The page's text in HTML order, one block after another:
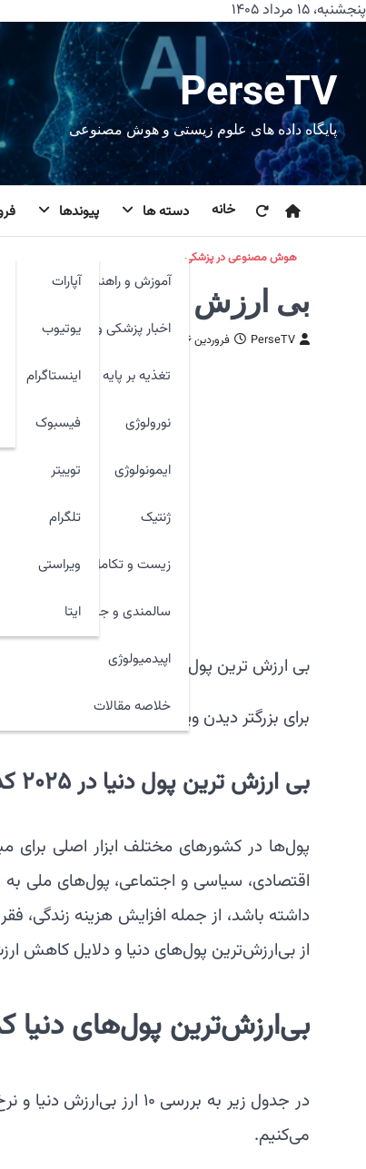
پرش
محتوا
پنجشنبه، ۱۵ مرداد ۱۴۰۵
PerseTV
پایگاه داده های علوم زیستی و هوش مصنوعی
خانه دسته ها
آموزش و راهنما
اخبار پزشکی و فنآوری
تغذیه بر پایه شواهد
نورولوژی
ایمونولوژی
ژنتیک
زیست و تکامل
سالمندی و جوان سازی
اپیدمیولوژی
خلاصه مقالات
پیوندها
آپارات
یوتیوب
اینستاگرام
فیسبوک
توییتر
تلگرام
ویراستی
ایتا
هوش مصنوعی در پزشکی
بی ارزش ترین پول های
PerseTV فروردین ۲۶, ۱۴۰۴
بی ارزش ترین پول های جهان در پنجاه سال اخیر
برای بزرگتر دیدن ویدئو روی نشانه چهارگوشه
بی ارزش ترین پول دنیا در ۲۰۲۵ کدام است؟
پول‌ها در کشورهای مختلف ابزار اصلی برای
اقتصادی، سیاسی و اجتماعی، پول‌های ملی
از بی‌ارزش‌ترین پول‌های دنیا و دلایل کاهش
بی‌ارزش‌ترین پول‌های دنیا
در جدول زیر به بررسی ۱۰
می‌کنیم.